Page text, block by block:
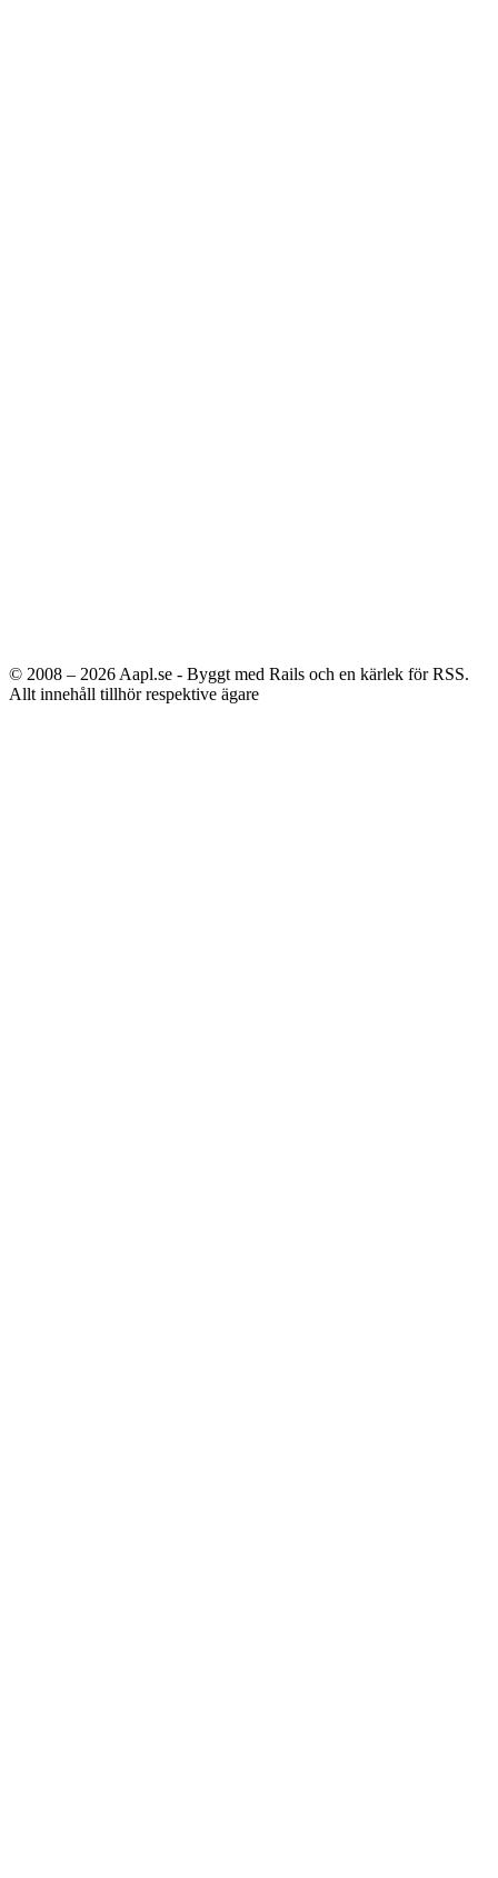
© 2008 – 2026 Aapl.se - Byggt med Rails och en kärlek för RSS.
Allt innehåll tillhör respektive ägare